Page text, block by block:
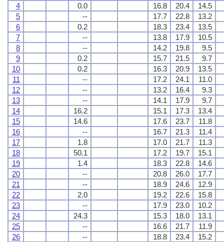
4
0.0 16.8 20.4
14.5
5
-- 17.7 22.8
13.2
6
0.2 18.3 23.4
13.5
7
-- 13.8 17.9
10.5
8
-- 14.2 19.8
9.5
9
0.2 15.7 21.5
9.7
10
0.2 16.3 20.9
13.5
11
-- 17.2 24.1
11.0
12
-- 13.2 16.4
9.3
13
-- 14.1 17.9
9.7
14
16.2 15.1 17.3
13.4
15
14.6 17.6 23.7
11.8
16
-- 16.7 21.3
11.4
17
1.8 17.0 21.7
11.3
18
50.1 17.2 19.7
15.1
19
1.4 18.3 22.8
14.6
20
-- 20.8 26.0
17.7
21
-- 18.9 24.6
12.9
22
2.0 19.2 22.6
15.8
23
-- 17.9 23.0
10.2
24
24.3 15.3 18.0
13.1
25
-- 16.6 21.7
11.9
26
-- 18.8 23.4
15.2